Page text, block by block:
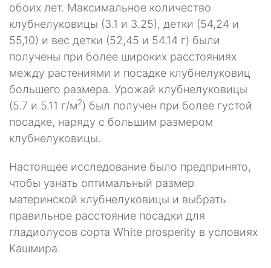
обоих лет. Максимальное количество
клубнелуковицы (3.1 и 3.25), детки (54,24 и
55,10) и вес детки (52,45 и 54.14 г) были
получены при более широких расстояниях
между растениями и посадке клубнелуковиц
большего размера. Урожай клубнелуковицы
(5.7 и 5.11 г/м2) был получен при более густой
посадке, наряду с большим размером
клубнелуковицы.
Настоящее исследование было предпринято,
чтобы узнать оптимальный размер
материнской клубнелуковицы и выбрать
правильное расстояние посадки для
гладиолусов сорта White prosperity в условиях
Кашмира.